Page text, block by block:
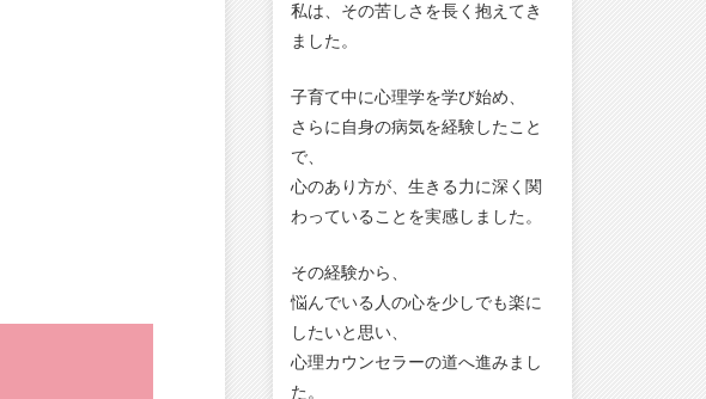
私は、その苦しさを長く抱えてき
ました。
子育て中に心理学を学び始め、
さらに自身の病気を経験したこと
で、
心のあり方が、生きる力に深く関
わっていることを実感しました。
その経験から、
悩んでいる人の心を少しでも楽に
したいと思い、
心理カウンセラーの道へ進みまし
た。